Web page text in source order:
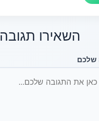
השאירו תגובה
שלכם